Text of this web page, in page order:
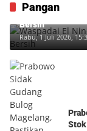
Pangan
Waspadai El
Bersih
Rabu, 1 Juli 2026,
Stok